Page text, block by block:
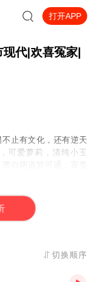
打开APP
代|欢喜冤家|
止有文化，还有逆天
可爱萝莉，清纯小玉
切换顺序